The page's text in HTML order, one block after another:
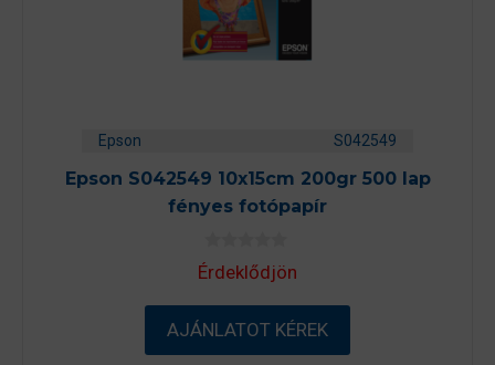
Epson S042549
Epson S042549 10x15cm 200gr 500 lap
fényes fotópapír
0
a
5
-
b
ő
Érdeklődjön
AJÁNLATOT KÉREK